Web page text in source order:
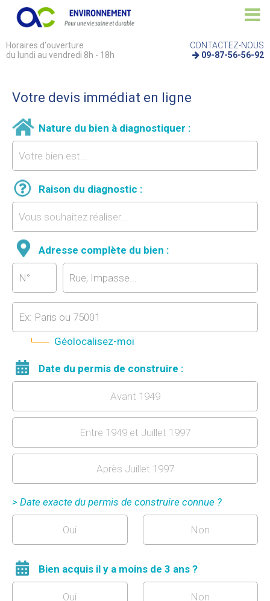
Horaires d'ouverture
du lundi au vendredi 8h - 18h
CONTACTEZ-NOUS
09-87-56-56-92
Votre devis immédiat en ligne
Nature du bien à diagnostiquer :
Raison du diagnostic :
Adresse complète du bien :
Géolocalisez-moi
Date du permis de construire :
Avant 1949
Entre 1949 et Juillet 1997
Après Juillet 1997
> Date exacte du permis de construire connue ?
Oui Non
Bien acquis il y a moins de 3 ans ?
Oui Non